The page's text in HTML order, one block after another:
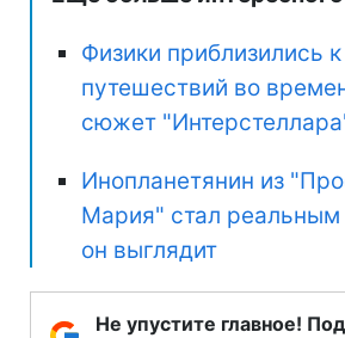
Физики приблизились к
путешествий во
сюжет
Инопланетянин из
Мария" стал реальным
он выглядит
Не упустите главное!